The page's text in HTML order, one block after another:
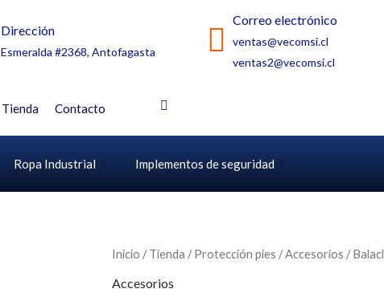
Dirección
Esmeralda #2368, Antofagasta
Correo electrónico
ventas@vecomsi.cl
ventas2@vecomsi.cl
Tienda Contacto
Ropa Industrial Implementos de seguridad
Inicio /Tienda /Protección pies /Accesorios /
Accesorios